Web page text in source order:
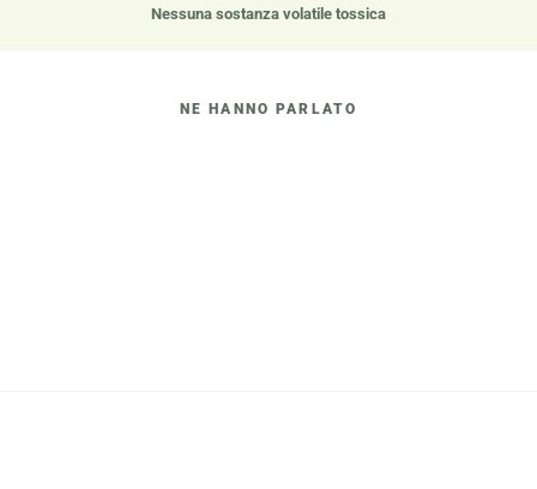
Nessuna sostanza volatile tossica
NE HANNO PARLATO